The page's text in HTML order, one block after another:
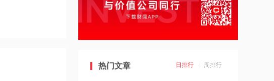
BD交易迈入平台大单兑现期，港股通医
药ETF易方达涨3.00%
11:35
现，生物科技ETF易方达涨3.08%
热门文章 日排行 周排行